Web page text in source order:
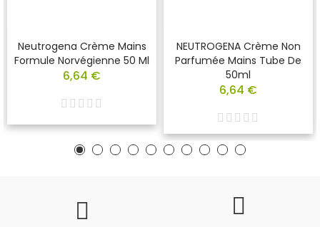
Neutrogena Crème Mains
Formule Norvégienne 50 Ml
6,64 €
NEUTROGENA Crème Non
Parfumée Mains Tube De
50ml
6,64 €